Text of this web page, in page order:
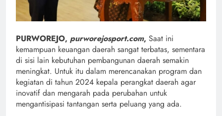
PURWOREJO, purworejosport.com, Saat ini
kemampuan keuangan daerah sangat terbatas, sementara
di sisi lain kebutuhan pembangunan daerah semakin
meningkat. Untuk itu dalam merencanakan program dan
kegiatan di tahun 2024 kepala perangkat daerah agar
inovatif dan mengarah pada perubahan untuk
mengantisipasi tantangan serta peluang yang ada.